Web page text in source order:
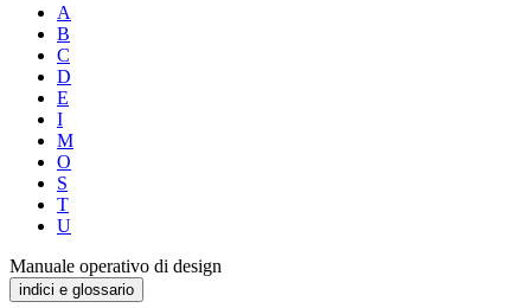
A
B
C
D
E
I
M
O
S
T
U
Manuale operativo di design
indici e glossario